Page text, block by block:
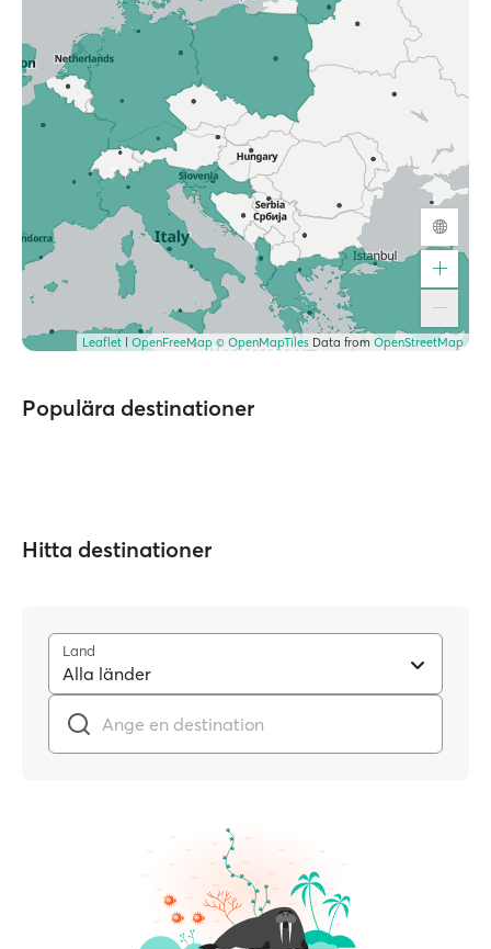
Leaflet OpenFreeMap © OpenMapTiles Data from OpenStreetMap
Populära destinationer
Hitta destinationer
Land
Alla länder